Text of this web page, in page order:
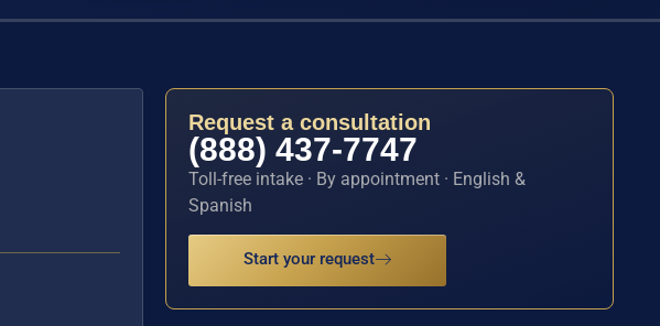
Request a consultation
(888) 437-7747
Toll-free intake · By appointment · English &
Spanish
Start your request